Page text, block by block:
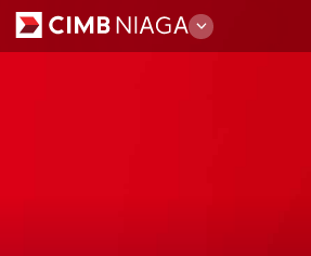
Business